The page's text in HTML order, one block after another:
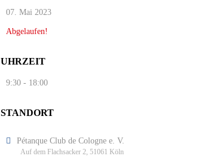
07. Mai 2023
Abgelaufen!
UHRZEIT
9:30 - 18:00
STANDORT
Pétanque Club de Cologne e. V.
Auf dem Flachsacker 2, 51061 Köln